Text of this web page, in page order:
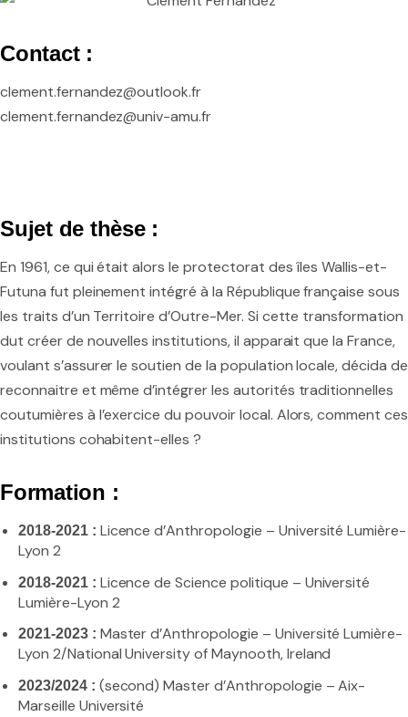
Contact :
clement.fernandez@outlook.fr
clement.fernandez@univ-amu.fr
Sujet de thèse :
En 1961, ce qui était alors le protectorat des îles Wallis-et-
Futuna fut pleinement intégré à la République française sous
les traits d’un Territoire d’Outre-Mer. Si cette transformation
dut créer de nouvelles institutions, il apparait que la France,
voulant s’assurer le soutien de la population locale, décida de
reconnaitre et même d’intégrer les autorités traditionnelles
coutumières à l’exercice du pouvoir local. Alors, comment ces
institutions cohabitent-elles ?
Formation :
2018-2021 : Licence d’Anthropologie – Université Lumière-
Lyon 2
2018-2021 : Licence de Science politique – Université
Lumière-Lyon 2
2021-2023 : Master d’Anthropologie – Université Lumière-
Lyon 2/National University of Maynooth, Ireland
2023/2024 : (second) Master d’Anthropologie – Aix-
Marseille Université